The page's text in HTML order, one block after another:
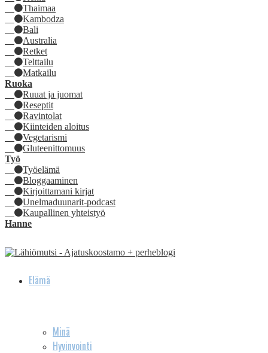
Thaimaa
Kambodza
Bali
Australia
Retket
Telttailu
Matkailu
Ruoka
Ruuat ja juomat
Reseptit
Ravintolat
Kiinteiden aloitus
Vegetarismi
Gluteenittomuus
Työ
Työelämä
Bloggaaminen
Kirjoittamani kirjat
Unelmaduunarit-podcast
Kaupallinen yhteistyö
Hanne
Elämä
Minä
Hyvinvointi